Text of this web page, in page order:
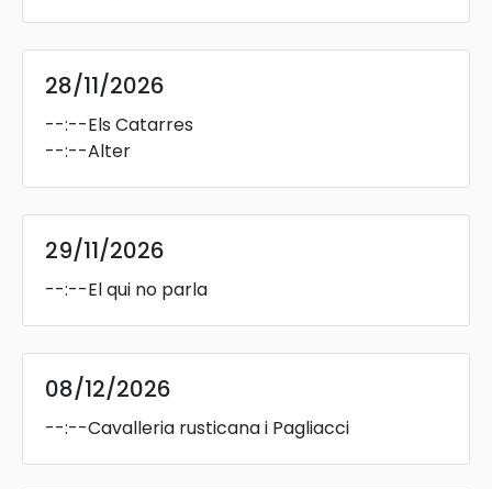
28/11/2026
--:--Els Catarres
--:--Alter
29/11/2026
--:--El qui no parla
08/12/2026
--:--Cavalleria rusticana i Pagliacci